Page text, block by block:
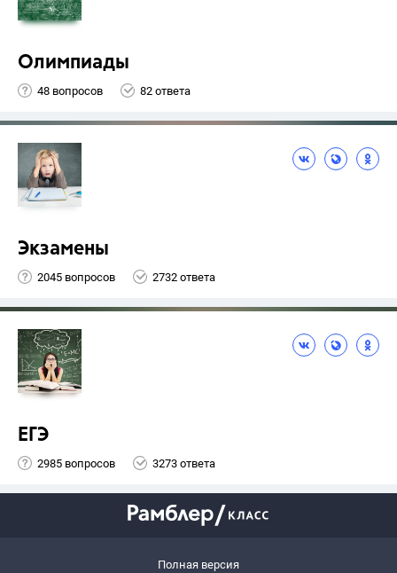
Олимпиады
48 вопросов 82 ответа
Экзамены
2045 вопросов 2732 ответа
ЕГЭ
2985 вопросов 3273 ответа
Полная версия